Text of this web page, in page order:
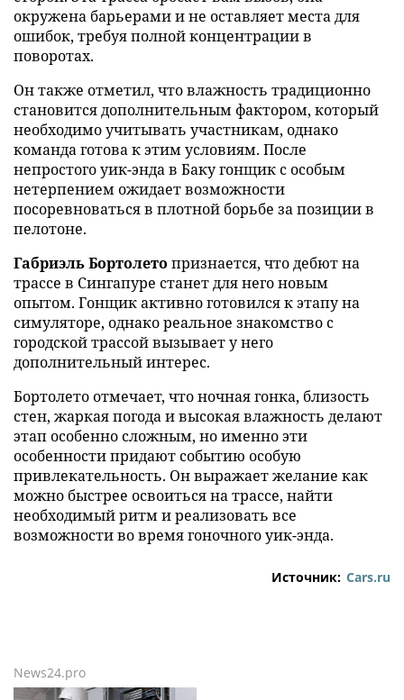
окружена барьерами и не оставляет места для
ошибок, требуя полной концентрации в
поворотах.
Он также отметил, что влажность традиционно
становится дополнительным фактором, который
необходимо учитывать участникам, однако
команда готова к этим условиям. После
непростого уик-энда в Баку гонщик с особым
нетерпением ожидает возможности
посоревноваться в плотной борьбе за позиции в
пелотоне.
Габриэль Бортолето признается, что дебют на
трассе в Сингапуре станет для него новым
опытом. Гонщик активно готовился к этапу на
симуляторе, однако реальное знакомство с
городской трассой вызывает у него
дополнительный интерес.
Бортолето отмечает, что ночная гонка, близость
стен, жаркая погода и высокая влажность делают
этап особенно сложным, но именно эти
особенности придают событию особую
привлекательность. Он выражает желание как
можно быстрее освоиться на трассе, найти
необходимый ритм и реализовать все
возможности во время гоночного уик-энда.
Источник: Cars.ru
News24.pro